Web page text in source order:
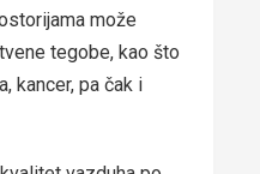
može
tegobe, kao što
kancer, pa čak i